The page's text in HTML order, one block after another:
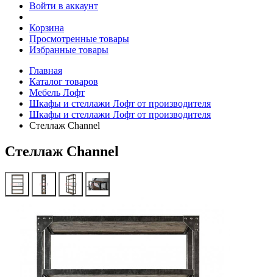
Войти в аккаунт
Корзина
Просмотренные товары
Избранные товары
Главная
Каталог товаров
Мебель Лофт
Шкафы и стеллажи Лофт от производителя
Шкафы и стеллажи Лофт от производителя
Стеллаж Channel
Стеллаж Channel